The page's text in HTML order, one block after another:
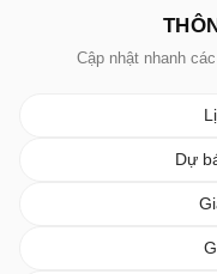
Cập nhật nhanh
Dự